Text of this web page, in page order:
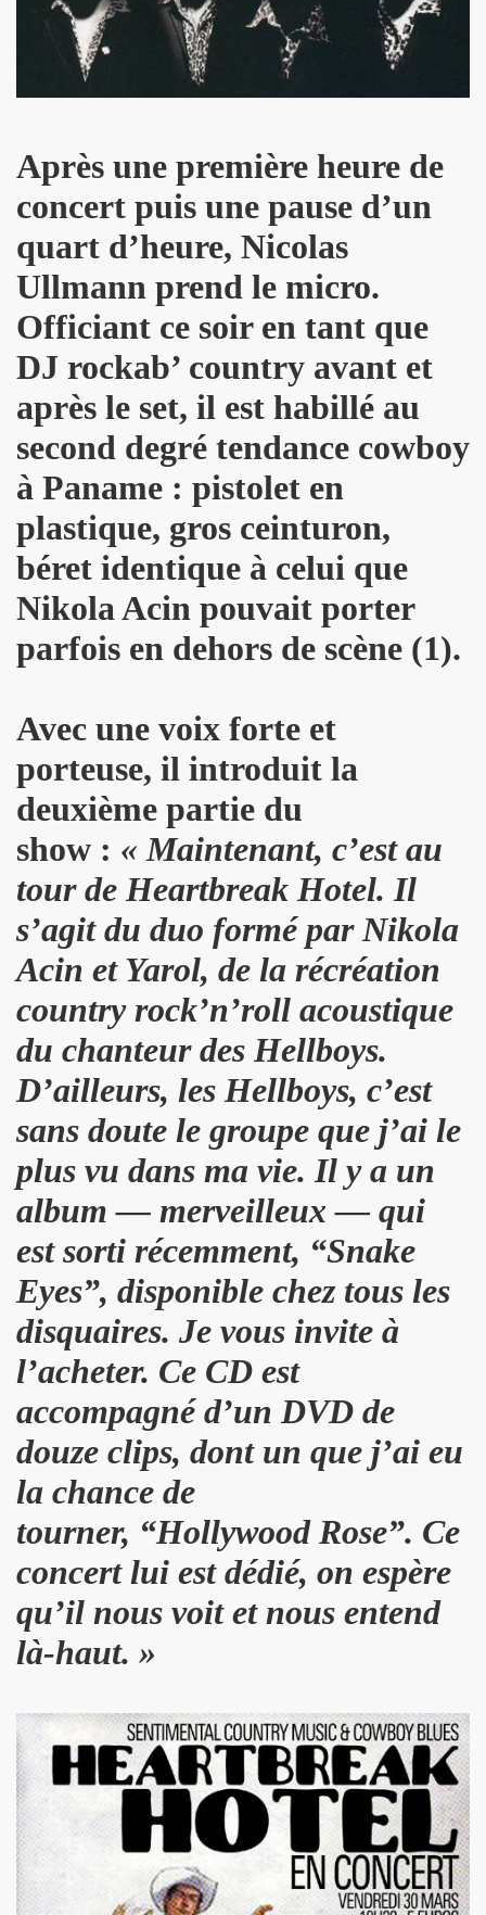
Après une première heure de
concert puis une pause d’un
quart d’heure, Nicolas
Ullmann prend le micro.
Officiant ce soir en tant que
DJ rockab’ country avant et
après le set, il est habillé au
second degré tendance cowboy
à Paname : pistolet en
plastique, gros ceinturon,
béret identique à celui que
Nikola Acin pouvait porter
parfois en dehors de scène (1).
Avec une voix forte et
porteuse, il introduit la
deuxième partie du
show : « Maintenant, c’est au
tour deHeartbreak Hotel. Il
s’agit du duo formé parNikola
Acin et Yarol, de la récréation
country rock’n’roll acoustique
du chanteur des Hellboys.
D’ailleurs, les Hellboys, c’est
sans doute le groupe que j’ai le
plus vu dans ma vie. Il y a un
album — merveilleux — qui
est sorti récemment, “Snake
Eyes”, disponible chez tous les
disquaires. Je vous invite à
l’acheter. Ce CD est
accompagné d’un DVD de
douze clips, dont un que j’ai eu
la chance de
tourner, “Hollywood Rose”. Ce
concert lui est dédié, on espère
qu’il nous voit et nous entend
là-haut. »
le 7 juin 2005 a L'OLYMPIA : compte rendu.
au THEATRE DU PETIT SAINT MARTIN (Paris) :
TOUR" de JOHNNY HALLYDAY le 16 juin 2013 a
CHIC" par JEAN ERIC PERRIN ("ROCK AND FOLK",
de MARIE FRANCE par CHRISTIAN LEBRUN dans
jouent l'album "39 DE FIEVRE" le 18 mai 2013 au
jouent l'album "39 DE FIEVRE" a SOS RECORDING a
FEMME le 14 mai 2013 a la FNAC FORUM des
de LA FEMME : chronique de l'album CD.
de DICK RIVERS : au CASINO DE PARIS 2011, à
de SEBASTIEN LIFSHITZ : impressions.
au BATACLAN (Paris) : compte rendu.
L'OBJECTIF DE PIERRE ET GILLES — Photos et
dit DANIEL DARC, le 14 mars 2013 a PARIS.
le magazine papier "GONZAI" numero 1 (janvier
CHAMFORT et ses invitees le 30 janvier 2013 au
le 11 decembre 2012 a l'OLYMPIA (Paris) : compte
CHENNEVIERE and Friends le 8 novembre 2012 a
“First Comes The Night”) le 12 octobre 2012 au GRAND
REX et JEAN-PIERRE MADER a Villeneuve (oct.
CLUB (Paris) : compte rendu.
SUGAR AND TIGER, EFFELLO ET LES
et 12 decembre 2012 a BERLIN.
DE MOI" (2012), film-serie de STEVE CATIEAU.
(juillet et aout 2012).
DUVALL : les deux font la paire" ("La Libre Belgique", 14
les 15, 16 et 17 juin 2012 au STADE DE FRANCE (Saint-
2012 a L'INTERNATIONAL (Paris).
: "How we met" dans le journal anglais "THE
& JEAN-MARC LEDERMAN) : l'album "ROMANIA"
et BENJAMIN SCHOOS le 9 mai 2012 au RESERVOIR
detaillee du nouveau CD et du show 2012.
des Arts et des Lettres par FREDERIC MITTERRAND,
avril 2012).
dans "ACCORDEON et ACCORDEONISTES" (avril
"KISS" de MARIE FRANCE ET LES FANTOMES dans
(Paris) : compte rendu.
album de PHANTOM Featuring MARIE FRANCE.
(MIAM MONSTER MIAM), avec LES EXPERTS